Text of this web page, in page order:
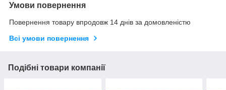
Умови повернення
Повернення товару впродовж 14 днів за домовленістю
Всі умови повернення
Подібні товари компанії